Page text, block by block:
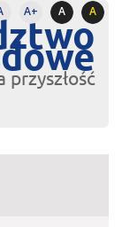
A+ A A
przyszłość